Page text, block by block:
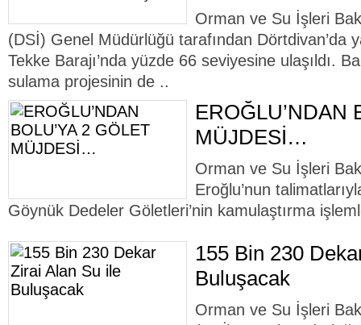
Orman ve Su İşleri
(DSİ) Genel Müdürlüğü tarafından Dörtdivan’da
Tekke Barajı’nda yüzde 66 seviyesine ulaşıldı.
sulama projesinin de ..
EROĞLU’NDAN
MÜJDESİ…
Orman ve Su İşleri
Eroğlu’nun
Göynük Dedeler Göletleri’nin kamulaştırma
155 Bin 230
Buluşacak
Orman ve Su İşleri